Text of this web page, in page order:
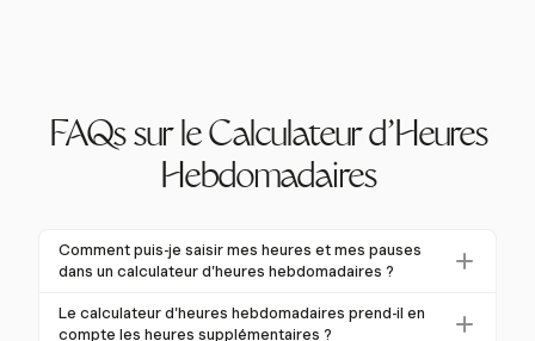
FAQs sur le Calculateur d'Heures
Hebdomadaires
Comment puis-je saisir mes heures et mes pauses
dans un calculateur d'heures hebdomadaires ?
Pour saisir vos heures, entrez les heures de début et
de fin pour chaque jour de travail, puis spécifiez la
Le calculateur d'heures hebdomadaires prend-il en
compte les heures supplémentaires ?